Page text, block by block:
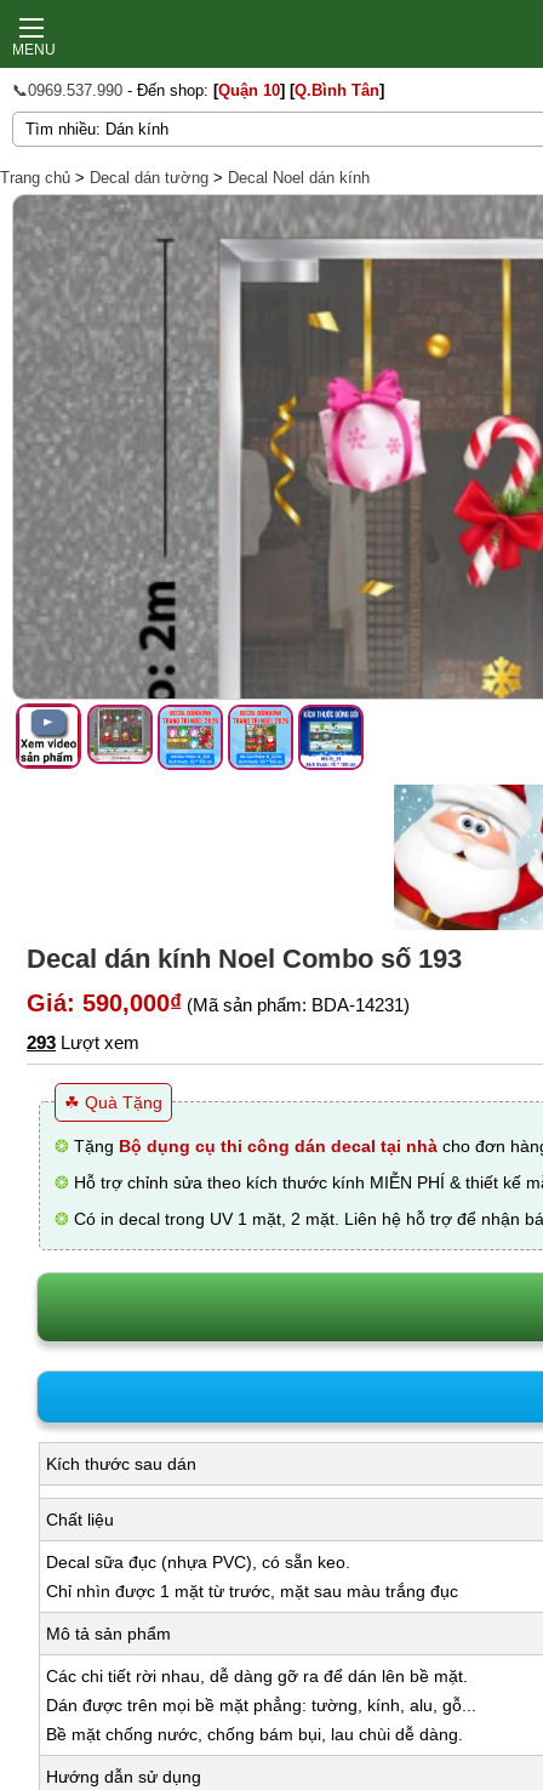
MENU
📞0969.537.990 - Đến shop: [Quận 10] [Q.Bình Tân]
Trang chủ > Decal dán tường > Decal Noel dán kính
Decal dán kính Noel Combo số 193
Giá: 590,000₫ (Mã sản phẩm: BDA-14231)
293 Lượt xem
☘ Quà Tặng
❂ Tặng Bộ dụng cụ thi công dán decal tại nhà cho đơn
❂ Hỗ trợ chỉnh sửa theo kích thước kính MIỄN PHÍ & thiết kế
❂ Có in decal trong UV 1 mặt, 2 mặt. Liên hệ hỗ trợ để nhận
Kích thước sau dán
Chất liệu
Decal sữa đục (nhựa PVC), có sẵn keo.
Chỉ nhìn được 1 mặt từ trước, mặt sau màu trắng đục
Mô tả sản phẩm
Các chi tiết rời nhau, dễ dàng gỡ ra để dán lên bề mặt.
Dán được trên mọi bề mặt phẳng: tường, kính, alu, gỗ...
Bề mặt chống nước, chống bám bụi, lau chùi dễ dàng.
Hướng dẫn sử dụng